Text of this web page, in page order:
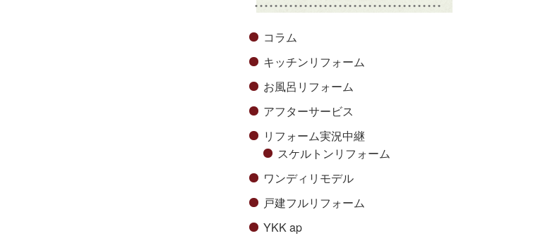
コラム
キッチンリフォーム
お風呂リフォーム
アフターサービス
リフォーム実況中継
スケルトンリフォーム
ワンディリモデル
戸建フルリフォーム
YKK ap